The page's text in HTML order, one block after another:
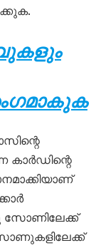
കാർഡിന്റെ
സോണിലേക്ക്